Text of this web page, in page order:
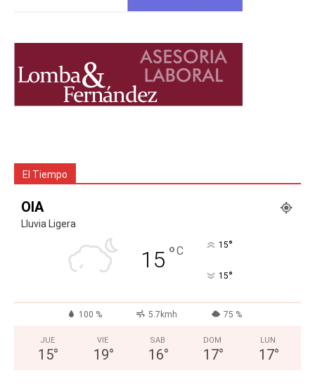
El Tiempo
OIA
Lluvia Ligera
15 °C 15°
15°
100 % 5.7kmh 75 %
JUE
15°
VIE
19°
SAB
16°
DOM
17°
LUN
17°